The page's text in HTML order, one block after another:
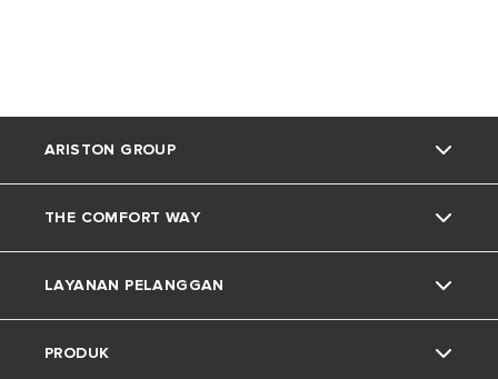
ARISTON GROUP
Tentang Ariston
Grup
Karir
THE COMFORT WAY
Trik dan Kiat
Kehidupan Rumah
LAYANAN PELANGGAN
Kontak
PRODUK